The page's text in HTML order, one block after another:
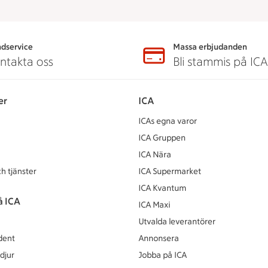
oss
Massa erbjudanden
Bli stammis på ICA
tjänster
ICA
ICA
ICAs egna varor
ICA Gruppen
ICA Nära
ICA Supermarket
ICA Kvantum
ICA Maxi
Utvalda leverantörer
Annonsera
Jobba på ICA